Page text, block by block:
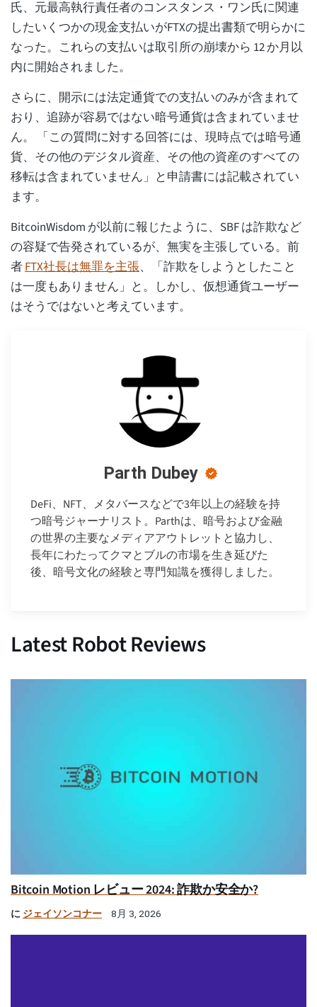
氏、元最高執行責任者のコンスタンス・ワン氏に関連
したいくつかの現金支払いがFTXの提出書類で明らかに
なった。これらの支払いは取引所の崩壊から 12 か月以
内に開始されました。
さらに、開示には法定通貨での支払いのみが含まれて
おり、追跡が容易ではない暗号通貨は含まれていませ
ん。 「この質問に対する回答には、現時点では暗号通
貨、その他のデジタル資産、その他の資産のすべての
移転は含まれていません」と申請書には記載されてい
ます。
BitcoinWisdom が以前に報じたように、SBF は詐欺など
の容疑で告発されているが、無実を主張している。前
者FTX社長は無罪を主張、「詐欺をしようとしたこと
は一度もありません」と。しかし、仮想通貨ユーザー
はそうではないと考えています。
Parth Dubey
DeFi、NFT、メタバースなどで3年以上の経験を持
つ暗号ジャーナリスト。Parthは、暗号および金融
の世界の主要なメディアアウトレットと協力し、
長年にわたってクマとブルの市場を生き延びた
後、暗号文化の経験と専門知識を獲得しました。
Latest Robot Reviews
Bitcoin Motion レビュー 2024: 詐欺か安全か?
に ジェイソンコナー 8月 3, 2026